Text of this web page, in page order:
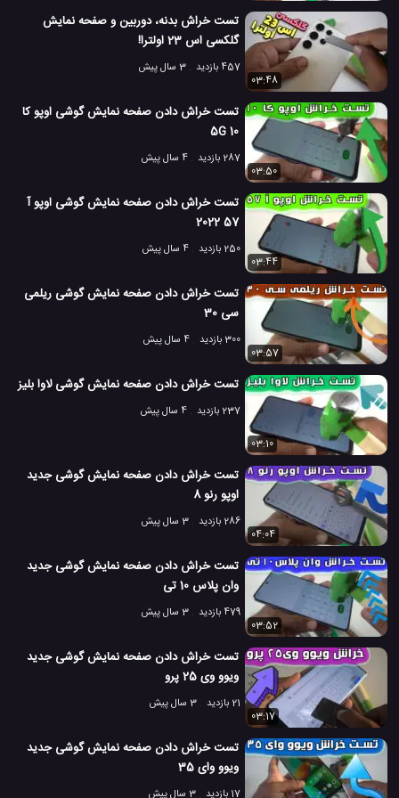
# گوشی گلکسی M52 5G سامسونگ
# مشخصات گلکسی M52 5G سامسونگ
معرفی گوشی گلکسی M52 5G سامسونگ
6.5 هزار بازدید
5 سال پیش بررسی تکنولوژی موبایل نقد و بررسی
تست خراش بدنه، دوربین و صفحه نمایش
گلکسی اس 23 اولترا!
457 بازدید
3 سال پیش
03:48
تست خراش دادن صفحه نمایش گوشی اوپو کا
10 5G
287 بازدید
4 سال پیش
03:50
تست خراش دادن صفحه نمایش گوشی اوپو آ
57 2022
250 بازدید
4 سال پیش
03:44
تست خراش دادن صفحه نمایش گوشی ریلمی
سی 30
300 بازدید
4 سال پیش
03:57
تست خراش دادن صفحه نمایش گوشی لاوا بلیز
237 بازدید 4 سال پیش
03:10
تست خراش دادن صفحه نمایش گوشی جدید
اوپو رنو 8
286 بازدید
3 سال پیش
04:04
تست خراش دادن صفحه نمایش گوشی جدید
وان پلاس 10 تی
479 بازدید
3 سال پیش
03:52
تست خراش دادن صفحه نمایش گوشی جدید
ویوو وی 25 پرو
21 بازدید
3 سال پیش
03:17
تست خراش دادن صفحه نمایش گوشی جدید
ویوو وای 35
17 بازدید 3 سال پیش